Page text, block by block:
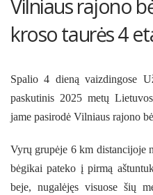
Vilniaus rajono
kroso taurės 4
Spalio 4 dieną vaizdingose
paskutinis 2025 metų
jame pasirodė Vilniaus rajono
Vyrų grupėje 6 km distancijoje
bėgikai pateko į pirmą
beje, nugalėjęs visuose šių